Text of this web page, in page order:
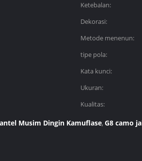
Ketebalan:
Dekorasi:
Metode menenun:
tipe pola:
Kata kunci:
Ukuran:
Kualitas:
Musim Dingin Kamuflase, G8 camo